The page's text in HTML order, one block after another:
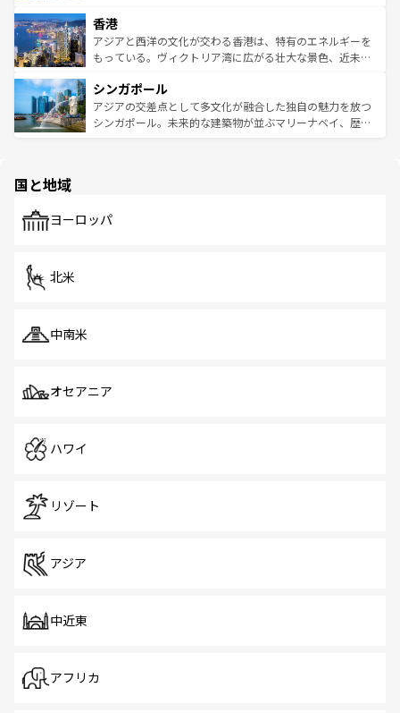
とつ。フォーやバインミー、ベトナムコーヒーなどは、ぜ
ひ現地で味わいたい。どの地域を訪れてもあたたかい人々
が旅行者を迎えてくれるので、きっと忘れられない旅にな
参照してほしい。
の活気が交差している。北部ではチェンマイなどの山岳地
帯で自然と触れ合い、南部ではプーケットやクラビの美し
いビーチでリゾート気分を楽しむことができる。タイ料理
激する。気候は一年中温暖で、どの季節にも異なる楽しみ
が待っている。親しみやすいタイの人々、仏教を中心とし
た文化、そして多様な観光資源が、訪れる旅人を魅了し続
香港
アジアと西洋の文化が交わる香港は、特有のエネルギーを
もっている。ヴィクトリア湾に広がる壮大な景色、近未来
み、どこを訪れても感動するはず。観光スポットが密集し
ており、効率よく見どころを回れるのも魅力。息をのむよ
うな絶景から文化的な体験まで、香港を存分に楽しみ尽く
シンガポール
アジアの交差点として多文化が融合した独自の魅力を放つ
シンガポール。未来的な建築物が並ぶマリーナベイ、歴史
で、ホーカーズは地元の風情を楽しめる外せないスポット
国と地域
ヨーロッパ
北米
中南米
オセアニア
ハワイ
リゾート
アジア
中近東
アフリカ